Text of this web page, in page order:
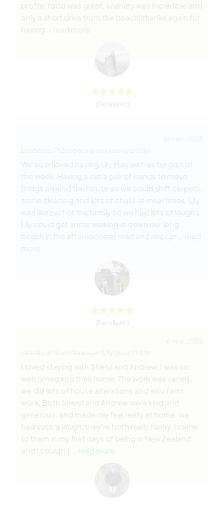
profile. food was great, scenery was incredible and
only a short drive from the beach! thanks again for
having
… read more
(Excellent )
Lily
We so enjoyed having Lily stay with us for part of
the week. Having a extra pair of hands to move
things around the house so we could shift carpets,
some cleaning and lots of chats at meal times. Lily
was like part of the family so we had lots of laughs.
Lily could get some walking in down our long
beach in the afternoons or read and relax or
… read
more
(Excellent )
Lily
I loved staying with Sheryl and Andrew, I was so
welcomed into their home. The work was varied,
we did lots of house alterations and also farm
work. Both Sheryl and Andrew were kind and
generous, and made me feel really at home. we
had such a laugh, they're both really funny. I came
to them in my first days of being in New Zealand,
and I couldn't
… read more